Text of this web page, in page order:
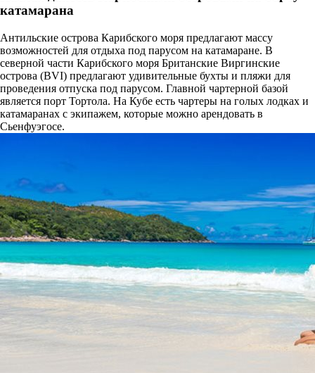
катамарана
Антильские острова Карибского моря предлагают массу
возможностей для отдыха под парусом на катамаране. В
северной части Карибского моря Британские Виргинские
острова (BVI) предлагают удивительные бухты и пляжи для
проведения отпуска под парусом. Главной чартерной базой
является порт Тортола. На Кубе есть чартеры на голых лодках и
катамаранах с экипажем, которые можно арендовать в
Сьенфуэгосе.